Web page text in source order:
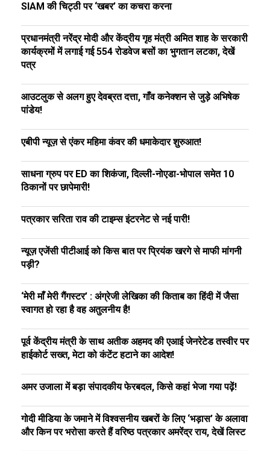
SIAM की चिट्ठी पर ‘खबर’ का कचरा करना
प्रधानमंत्री नरेंद्र मोदी और केंद्रीय गृह मंत्री अमित शाह के सरकारी
कार्यक्रमों में लगाई गई 554 रोडवेज बसों का भुगतान लटका, देखें
पत्र
आउटलुक से अलग हुए देवब्रत दत्ता, गाँव कनेक्शन से जुड़े अभिषेक
पांडेय!
एबीपी न्यूज़ से एंकर महिमा कंवर की धमाकेदार शुरुआत!
साधना ग्रुप पर ED का शिकंजा, दिल्ली-नोएडा-भोपाल समेत 10
ठिकानों पर छापेमारी!
पत्रकार सरिता राव की टाइम्स इंटरनेट से नई पारी!
न्यूज़ एजेंसी पीटीआई को किस बात पर प्रियंक खरगे से माफी मांगनी
पड़ी?
‘मेरी माँ मेरी गैंगस्टर’ : अंग्रेजी लेखिका की किताब का हिंदी में जैसा
स्वागत हो रहा है वह अतुलनीय है!
पूर्व केंद्रीय मंत्री के साथ अतीक अहमद की एआई जेनरेटेड तस्वीर पर
हाईकोर्ट सख्त, मेटा को कंटेंट हटाने का आदेश!
अमर उजाला में बड़ा संपादकीय फेरबदल, किसे कहां भेजा गया पढ़ें!
गोदी मीडिया के जमाने में विश्वसनीय खबरों के लिए ‘भड़ास’ के अलावा
और किन पर भरोसा करते हैं वरिष्ठ पत्रकार अमरेंद्र राय, देखें लिस्ट